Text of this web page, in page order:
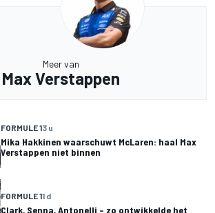
Meer van
Max Verstappen
FORMULE 13 u
Mika Hakkinen waarschuwt McLaren: haal Max
Verstappen niet binnen
FORMULE 11 d
Clark, Senna, Antonelli – zo ontwikkelde het